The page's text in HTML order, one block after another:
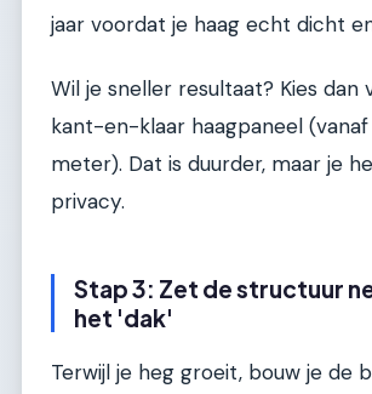
jaar voordat je haag echt dicht
Wil je sneller resultaat? Kies dan
kant-en-klaar haagpaneel
meter). Dat is duurder, maar je
privacy.
Stap 3: Zet de structuur
het 'dak'
Terwijl je heg groeit, bouw je de